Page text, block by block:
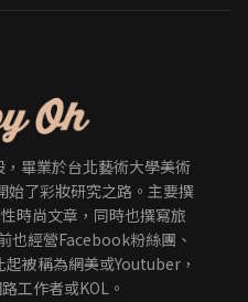
畢業於台北藝術大學美術
始了彩妝研究之路。主要撰
時尚文章，同時也撰寫旅
也經營Facebook粉絲團、
被稱為網美或Youtuber，
工作者或KOL。